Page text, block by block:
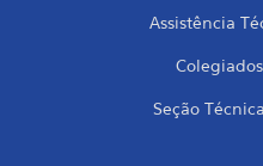
Assistência
Seção